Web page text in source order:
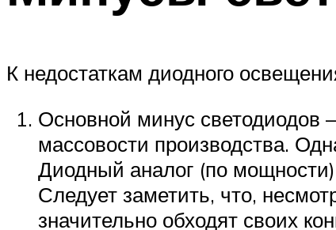
К недостаткам диодного
Основной минус светодиодов
массовости производства.
Диодный аналог (по
Следует заметить, что,
значительно обходят своих